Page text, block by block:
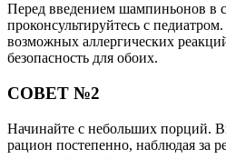
Перед введением шампиньонов в
проконсультируйтесь с
возможных аллергических
безопасность для обоих.
СОВЕТ №2
Начинайте с небольших порций.
рацион постепенно, наблюдая за